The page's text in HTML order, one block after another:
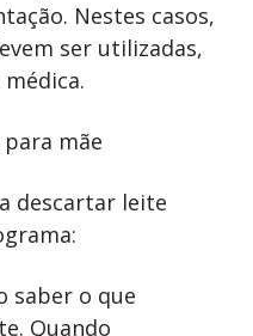
Nestes casos,
ser utilizadas,
mãe
descartar leite
saber o que
Quando